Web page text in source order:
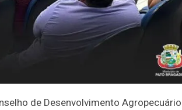
de Desenvolvimento